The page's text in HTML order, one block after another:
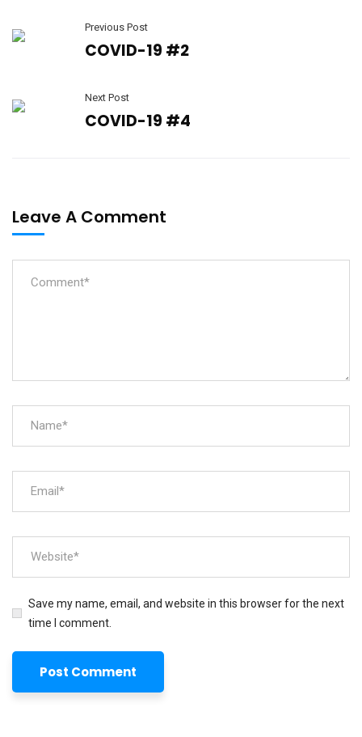
Previous Post
COVID-19 #2
Next Post
COVID-19 #4
Leave A Comment
Save my name, email, and website in this browser for the next
time I comment.